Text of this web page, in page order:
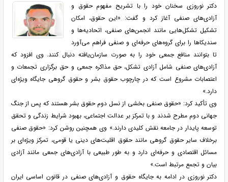
دکتر نوروزی سخنان خود را با تشریح مفهوم حقوق و
آزادی‌های صنفی آغاز کرد و گفت: «این حقوق، امکان
تشکیل تشکل‌هایی مانند انجمن‌های صنفی، اتحادیه‌ها و
سندیکاها را برای گروه‌های حرفه‌ای و صنفی فراهم می‌آورد
تا بتوانند منافع جمعی خود را به صورت سازمان‌یافته دنبال کنند. وی افزود که
آزادی‌های صنفی شامل آزادی تشکل، حق مذاکره جمعی و حق برگزاری تجمعات و
اعتصابات مشروع است که در چارچوب حقوق بشر و حقوق گروهی جایگاه ویژه‌ای
دارد.»
وی تأکید کرد: «حقوق صنفی بخشی از نسل دوم حقوق بشر هستند که پس از جنگ
جهانی دوم مطرح شدند و با تمرکز بر عدالت اجتماعی، بهبود شرایط زندگی و تحقق
توسعه پایدار در جامعه نقش کلیدی دارند.» وی همچنین روشن کرد: «حقوق صنفی
برخلاف سایر حقوق گروهی مانند حقوق اقلیت‌های دینی یا قومی، تمرکز ویژه‌ای بر
مسائل اقتصادی و حرفه‌ای دارد و به طور طبیعی با آزادی‌های جمعی مانند آزادی
بیان و تجمع مرتبط است.»
دکتر نوروزی در ادامه به جایگاه حقوق و آزادی‌های صنفی در قانون اساسی ایران